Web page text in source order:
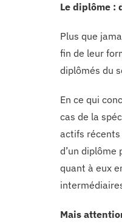
Le diplôme :
Plus que
fin de leur
diplômés du
En ce qui
cas de la
actifs récents
d’un
quant à eux
Mais